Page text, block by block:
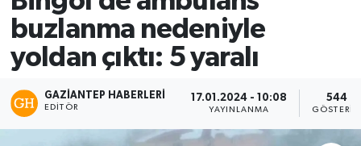
buzlanma nedeniyle
yoldan çıktı: 5 yaralı
GAZIANTEP HABERLERI
EDITÖR
17.01.2024 - 10:08
YAYINLANMA
544
GÖSTERIM
Tüm Manşetler